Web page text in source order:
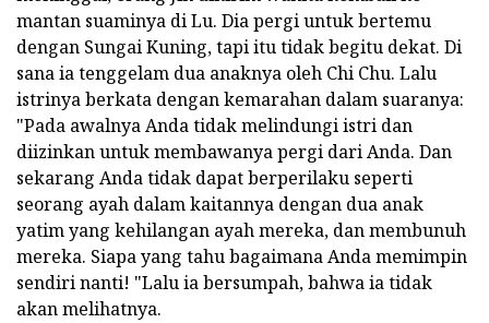
mantan suaminya di Lu. Dia pergi untuk bertemu
dengan Sungai Kuning, tapi itu tidak begitu dekat. Di
sana ia tenggelam dua anaknya oleh Chi Chu. Lalu
istrinya berkata dengan kemarahan dalam suaranya:
"Pada awalnya Anda tidak melindungi istri dan
diizinkan untuk membawanya pergi dari Anda. Dan
sekarang Anda tidak dapat berperilaku seperti
seorang ayah dalam kaitannya dengan dua anak
yatim yang kehilangan ayah mereka, dan membunuh
mereka. Siapa yang tahu bagaimana Anda memimpin
sendiri nanti! "Lalu ia bersumpah, bahwa ia tidak
akan melihatnya.